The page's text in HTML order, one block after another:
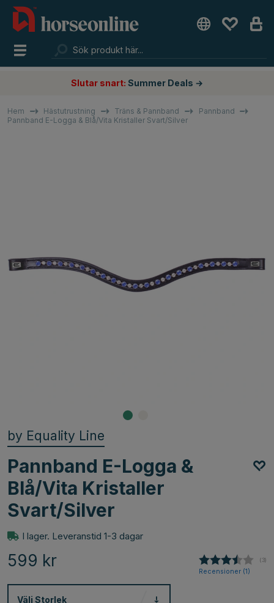
Slutar snart: Summer Deals →
Hem Hästutrustning Träns & Pannband
Pannband
Pannband E-Logga & Blå/Vita Kristaller Svart/Silver
by Equality Line
Pannband E-Logga &
Blå/Vita Kristaller
Svart/Silver
I lager. Leveranstid 1-3 dagar
599 kr (3)
Recensioner (1)
Välj Storlek